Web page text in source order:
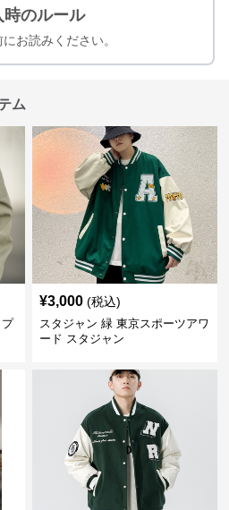
時のルール
お読みください。
ム
プ
¥3,000 (税込)
スタジャン 緑 東京スポーツアワ
ード スタジャン